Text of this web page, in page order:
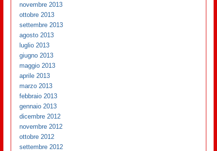
novembre 2013
ottobre 2013
settembre 2013
agosto 2013
luglio 2013
giugno 2013
maggio 2013
aprile 2013
marzo 2013
febbraio 2013
gennaio 2013
dicembre 2012
novembre 2012
ottobre 2012
settembre 2012